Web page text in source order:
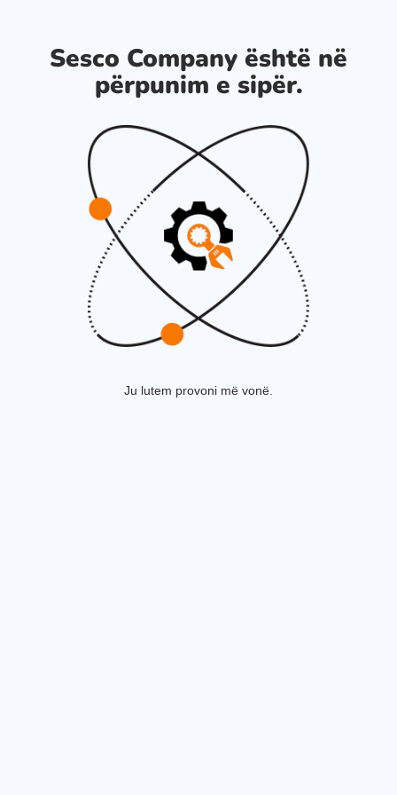
Sesco Company është në
përpunim e sipër.
Ju lutem provoni më vonë.